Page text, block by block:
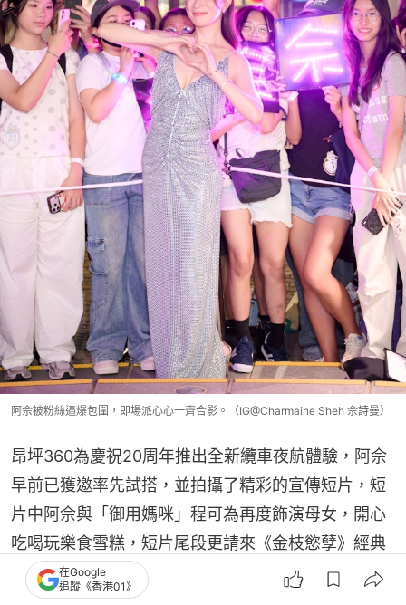
阿佘被粉絲逼爆包圍，即場派心心一齊合影。（IG@Charmaine Sheh 佘詩曼）
昂坪360為慶祝20周年推出全新纜車夜航體驗，阿佘
早前已獲邀率先試搭，並拍攝了精彩的宣傳短片，短
片中阿佘與「御用媽咪」程可為再度飾演母女，開心
吃喝玩樂食雪糕，短片尾段更請來《金枝慾孽》經典
拍檔林保怡客串亮相！兩人以古裝對白互相呼應，瞬
間喚醒無數劇迷的集體回憶。而被問到是否希望與林
在Google
追蹤《香港01》